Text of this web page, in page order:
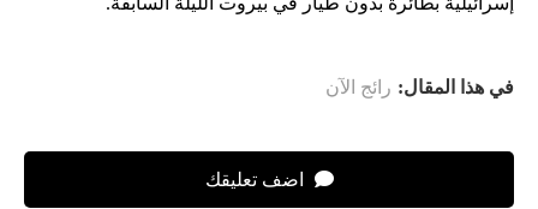
في هذا المقال: رائج الآن
اضف تعليقك